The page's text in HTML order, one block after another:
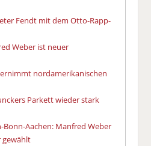
Fendt mit dem Otto-Rapp-
Weber ist neuer
nordamerikanischen
Parkett wieder stark
Bonn-Aachen: Manfred Weber
gewählt